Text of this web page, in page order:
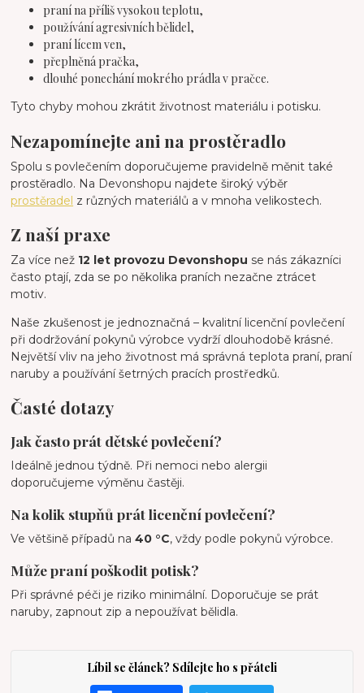
praní na příliš vysokou teplotu,
používání agresivních bělidel,
praní lícem ven,
přeplněná pračka,
dlouhé ponechání mokrého prádla v pračce.
Tyto chyby mohou zkrátit životnost materiálu i potisku.
Nezapomínejte ani na prostěradlo
Spolu s povlečením doporučujeme pravidelně měnit také
prostěradlo. Na Devonshopu najdete široký výběr
prostěradel z různých materiálů a v mnoha velikostech.
Z naší praxe
Za více než 12 let provozu Devonshopu se nás zákazníci
často ptají, zda se po několika praních nezačne ztrácet
motiv.
Naše zkušenost je jednoznačná – kvalitní licenční povlečení
při dodržování pokynů výrobce vydrží dlouhodobě krásné.
Největší vliv na jeho životnost má správná teplota praní, praní
naruby a používání šetrných pracích prostředků.
Časté dotazy
Jak často prát dětské povlečení?
Ideálně jednou týdně. Při nemoci nebo alergii
doporučujeme výměnu častěji.
Na kolik stupňů prát licenční povlečení?
Ve většině případů na40 °C, vždy podle pokynů výrobce.
Může praní poškodit potisk?
Při správné péči je riziko minimální. Doporučuje se prát
naruby, zapnout zip a nepoužívat bělidla.
Líbil se článek? Sdílejte ho s přáteli